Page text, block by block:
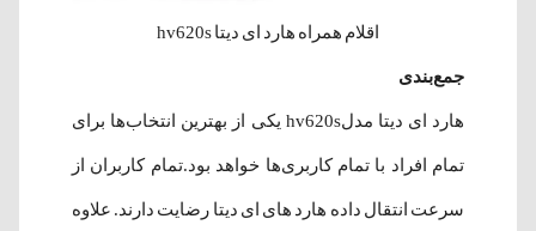
اقلام همراه هارد ای دیتا hv620s
جمع‌بندی
هارد ای دیتا مدلhv620s یکی از بهترین انتخاب‌ها برای
تمام افراد با تمام کاربری‌ها خواهد بود.تمام کاربران از
سرعت انتقال داده هارد های ای دیتا رضایت دارند. علاوه